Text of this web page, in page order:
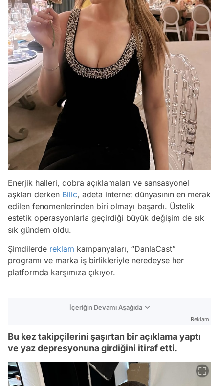
Enerjik halleri, dobra açıklamaları ve sansasyonel
aşkları derken Bilic, adeta internet dünyasının en merak
edilen fenomenlerinden biri olmayı başardı. Üstelik
estetik operasyonlarla geçirdiği büyük değişim de sık
sık gündem oldu.
Şimdilerde reklam kampanyaları, “DanlaCast”
programı ve marka iş birlikleriyle neredeyse her
platformda karşımıza çıkıyor.
İçeriğin Devamı Aşağıda
Reklam
Bu kez takipçilerini şaşırtan bir açıklama yaptı
ve yaz depresyonuna girdiğini itiraf etti.